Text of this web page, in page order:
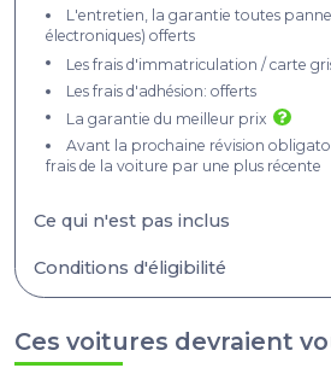
L'entretien, la garantie toutes
électroniques) offerts
Les frais d'immatriculation / carte
Les frais d'adhésion: offerts
La garantie du meilleur prix
Avant la prochaine révision
frais de la voiture par une plus récente​
Ce qui n'est pas inclus
L'assurance, obligatoirement tous
carburant, pertes de clés...)
Les frais de livraison et de retour - cf.
Conditions d'éligibilité
Ces voitures devraient